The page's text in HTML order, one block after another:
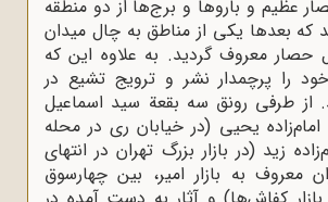
عظیم و باروها و برج‌ها از دو منطقه
که بعدها یکی از مناطق به چال‌ میدان
حصار معروف گردید. به علاوه این‌ که
را پرچمدار نشر و ترویج تشیع در
از طرفی رونق سه بقعة سید اسماعیل
امام‌زاده یحیی (در خیابان ری در محله
زید (در بازار بزرگ تهران در انتهای
معروف به بازار امیر، بین چهارسوق